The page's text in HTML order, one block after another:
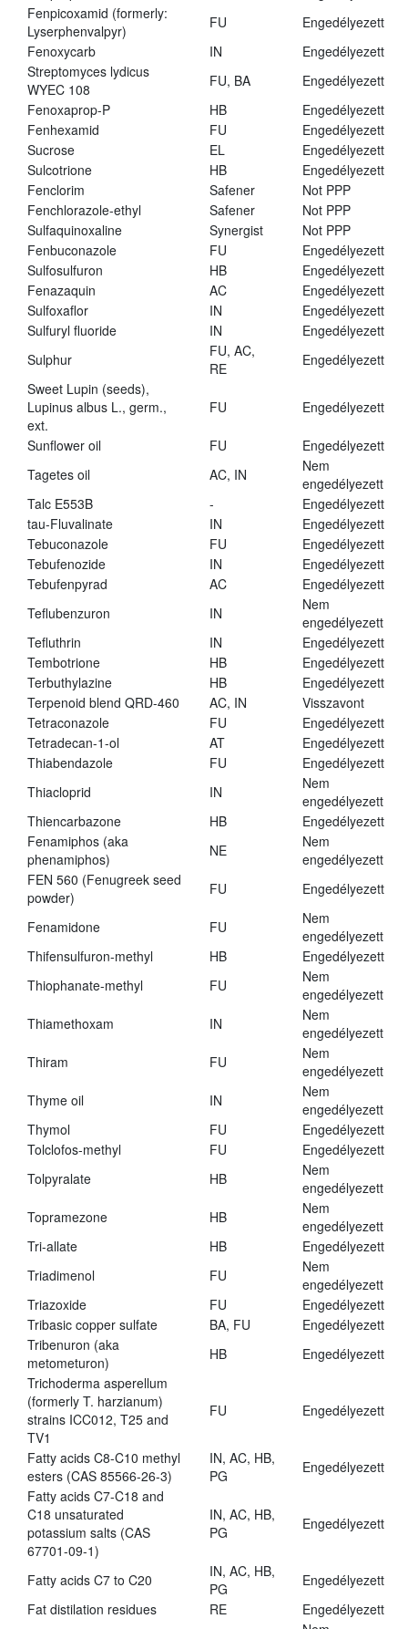
Fenpicoxamid (formerly:
Lyserphenvalpyr)
FU
Engedélyezett
Fenoxycarb
IN
Engedélyezett
Streptomyces lydicus
WYEC 108
FU, BA
Engedélyezett
Fenoxaprop-P
HB
Engedélyezett
Fenhexamid
FU
Engedélyezett
Sucrose
EL
Engedélyezett
Sulcotrione
HB
Engedélyezett
Fenclorim
Safener
Not PPP
Fenchlorazole-ethyl
Safener
Not PPP
Sulfaquinoxaline
Synergist
Not PPP
Fenbuconazole
FU
Engedélyezett
Sulfosulfuron
HB
Engedélyezett
Fenazaquin
AC
Engedélyezett
Sulfoxaflor
IN
Engedélyezett
Sulfuryl fluoride
IN
Engedélyezett
Sulphur
FU, AC,
RE
Engedélyezett
Sweet Lupin (seeds),
Lupinus albus L., germ.,
ext.
FU Engedélyezett
Sunflower oil FU
Engedélyezett
Tagetes oil
AC, IN
Nem
engedélyezett
Talc E553B
-
Engedélyezett
tau-Fluvalinate
IN
Engedélyezett
Tebuconazole
FU
Engedélyezett
Tebufenozide
IN
Engedélyezett
Tebufenpyrad
AC
Engedélyezett
Teflubenzuron
IN
Nem
engedélyezett
Tefluthrin
IN
Engedélyezett
Tembotrione
HB
Engedélyezett
Terbuthylazine
HB
Engedélyezett
Terpenoid blend QRD-460
AC, IN
Visszavont
Tetraconazole
FU
Engedélyezett
Tetradecan-1-ol
AT
Engedélyezett
Thiabendazole
FU
Engedélyezett
Thiacloprid
IN
Nem
engedélyezett
Thiencarbazone
HB
Engedélyezett
Fenamiphos (aka
phenamiphos)
NE
Nem
engedélyezett
FEN 560 (Fenugreek seed
powder)
FU Engedélyezett
Fenamidone FU
Nem
engedélyezett
Thifensulfuron-methyl
HB
Engedélyezett
Thiophanate-methyl
FU
Nem
engedélyezett
Thiamethoxam
IN
Nem
engedélyezett
Thiram
FU
Nem
engedélyezett
Thyme oil
IN
Nem
engedélyezett
Thymol
FU
Engedélyezett
Tolclofos-methyl
FU
Engedélyezett
Tolpyralate
HB
Nem
engedélyezett
Topramezone
HB
Nem
engedélyezett
Tri-allate
HB
Engedélyezett
Triadimenol
FU
Nem
engedélyezett
Triazoxide
FU
Engedélyezett
Tribasic copper sulfate
BA, FU
Engedélyezett
Tribenuron (aka
metometuron)
HB
Engedélyezett
Trichoderma asperellum
(formerly T. harzianum)
strains ICC012, T25 and
TV1
FU Engedélyezett
Fatty acids C8-C10 methyl
esters (CAS 85566-26-3)
IN, AC, HB,
PG
Engedélyezett
Fatty acids C7-C18 and
C18 unsaturated
potassium salts (CAS
67701-09-1)
IN, AC, HB,
PG
Engedélyezett
Fatty acids C7 to C20
IN, AC, HB,
PG
Engedélyezett
Fat distilation residues
RE Engedélyezett